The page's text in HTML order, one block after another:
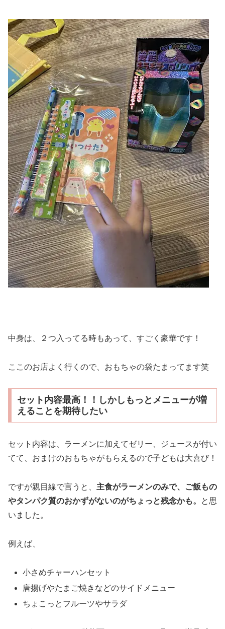
中身は、２つ入ってる時もあって、すごく豪華です！
ここのお店よく行くので、おもちゃの袋たまってます笑
セット内容最高！！しかしもっとメニューが増
えることを期待したい
セット内容は、ラーメンに加えてゼリー、ジュースが付い
てて、おまけのおもちゃがもらえるので子どもは大喜び！
ですが親目線で言うと、 主食がラーメンのみで、ご飯もの
やタンパク質のおかずがないのがちょっと残念かも。
と思
いました。
例えば、
小さめチャーハンセット
唐揚げやたまご焼きなどのサイドメニュー
ちょこっとフルーツやサラダ